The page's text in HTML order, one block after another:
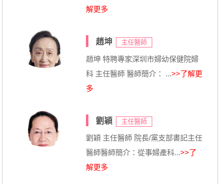
解更多
趙坤 主任醫師
趙坤 特聘專家深圳市婦幼保健院婦
科 主任醫師 醫師簡介： ...>>了解更
多
劉穎 主任醫師
劉穎 主任醫師 院長/黨支部書記主任
醫師醫師簡介：從事婦產科...>>了
解更多